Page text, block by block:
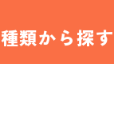
種類から探す